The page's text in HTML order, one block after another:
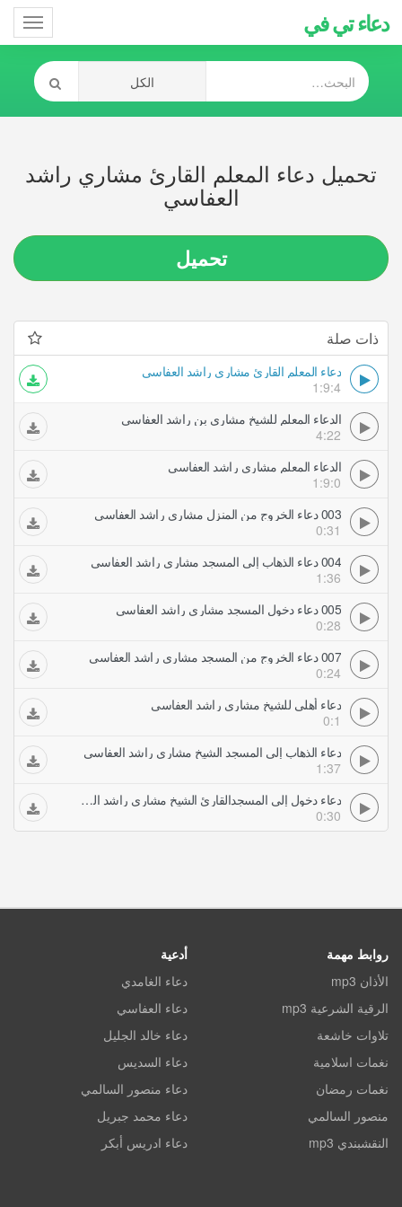
دعاء تي في
تحميل دعاء المعلم القارئ مشاري راشد
العفاسي
تحميل
ذات صلة
دعاء المعلم القارئ مشاري راشد العفاسي
1:9:4
الدعاء المعلم للشيخ مشاري بن راشد العفاسي
4:22
الدعاء المعلم مشاري راشد العفاسي
1:9:0
003 دعاء الخروج من المنزل مشاري راشد العفاسي
0:31
004 دعاء الذهاب إلى المسجد مشاري راشد العفاسي
1:36
005 دعاء دخول المسجد مشاري راشد العفاسي
0:28
007 دعاء الخروج من المسجد مشاري راشد العفاسي
0:24
دعاء أهلي للشيخ مشاري راشد العفاسي
0:1
دعاء الذهاب إلى المسجد الشيخ مشاري راشد العفاسي
1:37
دعاء دخول إلى المسجدالقارئ الشيخ مشاري راشد العفاسي
0:30
روابط مهمة
الأذان mp3
الرقية الشرعية mp3
تلاوات خاشعة
نغمات اسلامية
نغمات رمضان
منصور السالمي
النقشبندي mp3
أدعية
دعاء الغامدي
دعاء العفاسي
دعاء خالد الجليل
دعاء السديس
دعاء منصور السالمي
دعاء محمد جبريل
دعاء ادريس أبكر